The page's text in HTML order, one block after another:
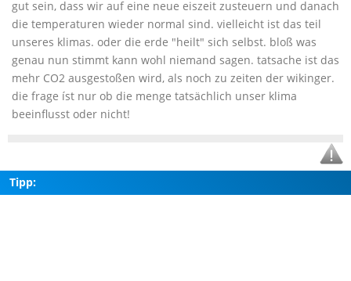
gut sein, dass wir auf eine neue eiszeit zusteuern und danach
die temperaturen wieder normal sind. vielleicht ist das teil
unseres klimas. oder die erde "heilt" sich selbst. bloß was
genau nun stimmt kann wohl niemand sagen. tatsache ist das
mehr CO2 ausgestoßen wird, als noch zu zeiten der wikinger.
die frage íst nur ob die menge tatsächlich unser klima
beeinflusst oder nicht!
Tipp: